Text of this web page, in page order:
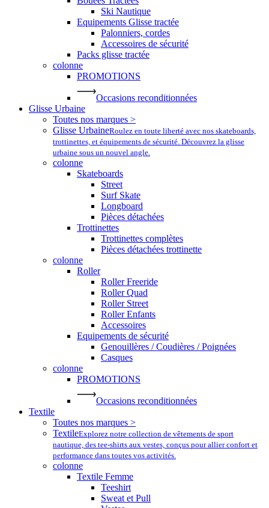
Ski Nautique
Equipements Glisse tractée
Palonniers, cordes
Accessoires de sécurité
Packs glisse tractée
colonne
PROMOTIONS
Occasions reconditionnées
Glisse Urbaine
Toutes nos marques >
Glisse UrbaineRoulez en toute liberté avec nos skateboards,
trottinettes, et équipements de sécurité. Découvrez la glisse
urbaine sous un nouvel angle.
colonne
Skateboards
Street
Surf Skate
Longboard
Pièces détachées
Trottinettes
Trottinettes complètes
Pièces détachées trottinette
colonne
Roller
Roller Freeride
Roller Quad
Roller Street
Roller Enfants
Accessoires
Equipements de sécurité
Genouillères / Coudières / Poignées
Casques
colonne
PROMOTIONS
Occasions reconditionnées
Textile
Toutes nos marques >
TextileExplorez notre collection de vêtements de sport
nautique, des tee-shirts aux vestes, conçus pour allier confort et
performance dans toutes vos activités.
colonne
Textile Femme
Teeshirt
Sweat et Pull